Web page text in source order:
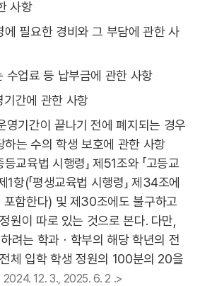
사항
필요한 경비와 그 부담에 관한 사
수업료 등 납부금에 관한 사항
간에 관한 사항
영기간이 끝나기 전에 폐지되는 경우
하는 수의 학생 보호에 관한 사항
교육법 시행령」 제51조와 「고등교
1항(「평생교육법 시행령」 제34조에
포함한다) 및 제30조에도 불구하고
원이 따로 있는 것으로 본다. 다만,
려는 학과ㆍ학부의 해당 학년의 전
체 입학 학생 정원의 100분의 20을
2024. 12. 3., 2025. 6. 2 .>